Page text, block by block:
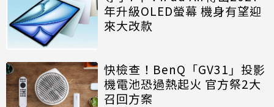
年升級OLED螢幕 機身有望迎
來大改款
快檢查！BenQ「GV31」投影
機電池恐過熱起火 官方祭2大
召回方案